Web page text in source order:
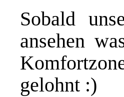
Sobald
ansehen
gelohnt :)